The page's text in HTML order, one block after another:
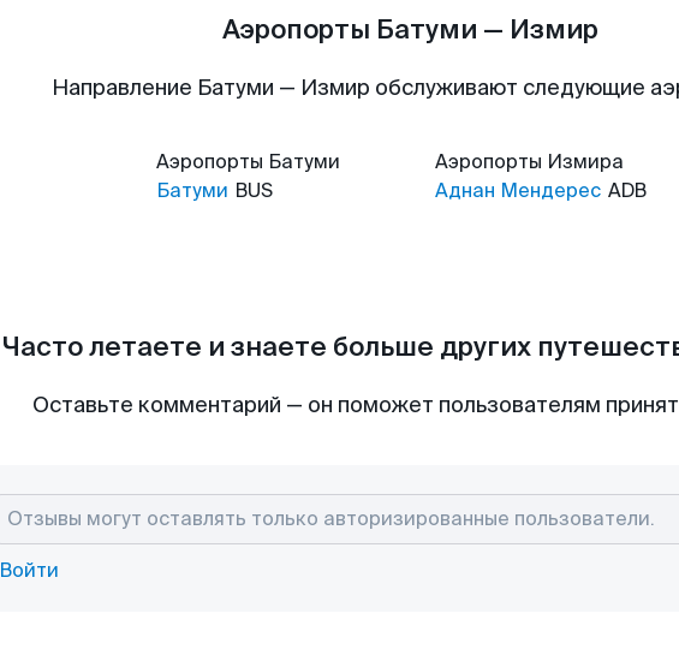
Аэропорты Батуми — Измир
Направление Батуми — Измир обслуживают следующие
Аэропорты Батуми
Батуми BUS
Аэропорты Измира
Аднан Мендерес ADB
Часто летаете и знаете больше других
Оставьте комментарий — он поможет пользователям
Войти